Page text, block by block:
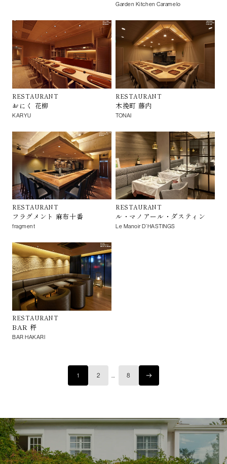
Garden Kitchen Caramelo
RESTAURANT
おにく 花柳
KARYU
RESTAURANT
木挽町 藤内
TONAI
RESTAURANT
フラグメント 麻布十番
fragment
RESTAURANT
ル・マノアール・ダスティン
Le Manoir D’HASTINGS
RESTAURANT
BAR 秤
BAR HAKARI
1 2 … 8